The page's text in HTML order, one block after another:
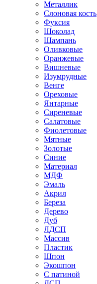
Металлик
Слоновая кость
Фуксия
Шоколад
Шампань
Оливковые
Оранжевые
Вишневые
Изумрудные
Венге
Ореховые
Янтарные
Сиреневые
Салатовые
Фиолетовые
Мятные
Золотые
Синие
Материал
МДФ
Эмаль
Акрил
Береза
Дерево
Дуб
ЛДСП
Массив
Пластик
Шпон
Экошпон
С патиной